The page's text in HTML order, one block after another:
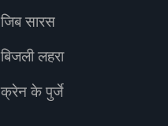
जिब सारस
बिजली लहरा
क्रेन के पुर्जे